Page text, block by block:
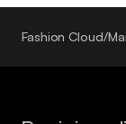
Fashion Cloud/